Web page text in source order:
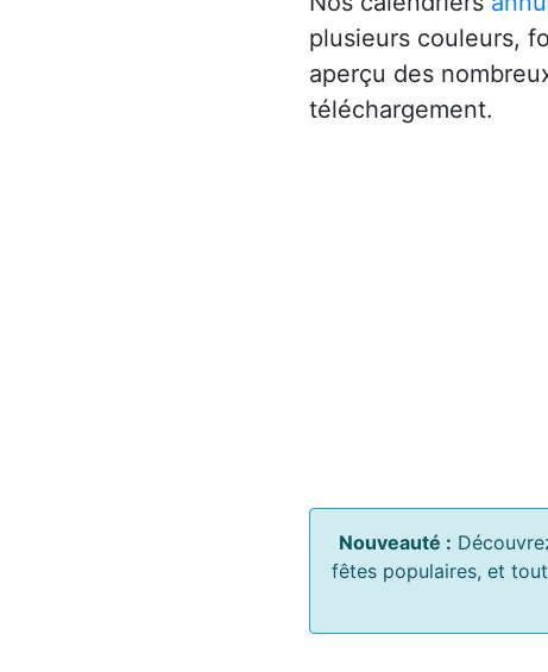
plusieurs couleurs,
aperçu des
téléchargement.
Nouveauté :
fêtes populaires, et